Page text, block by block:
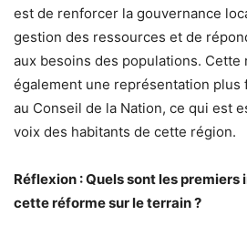
est de renforcer la gouvernance
gestion des ressources et de
aux besoins des populations.
également une représentation plus
au Conseil de la Nation, ce qui est
voix des habitants de cette région.
Réflexion : Quels sont les
cette réforme sur le terrain ?